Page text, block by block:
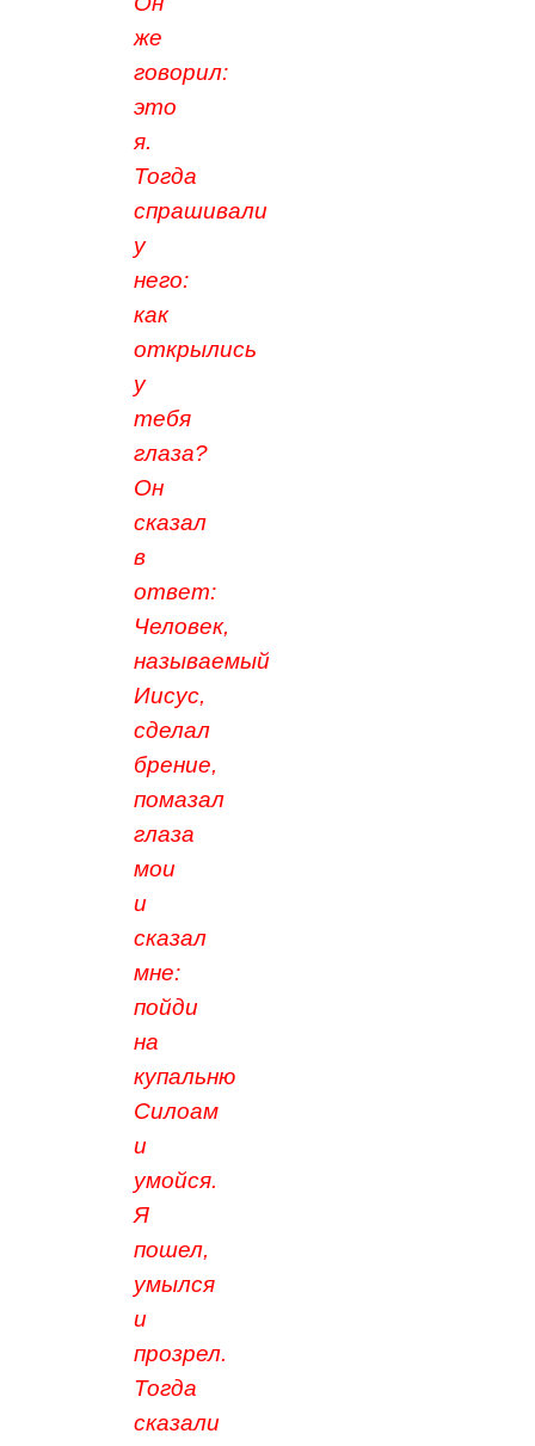
же
говорил:
это
я.
Тогда
спрашивали
у
него:
как
открылись
у
тебя
глаза?
Он
сказал
в
ответ:
Человек,
называемый
Иисус,
сделал
брение,
помазал
глаза
мои
и
сказал
мне:
пойди
на
купальню
Силоам
и
умойся.
Я
пошел,
умылся
и
прозрел.
Тогда
сказали